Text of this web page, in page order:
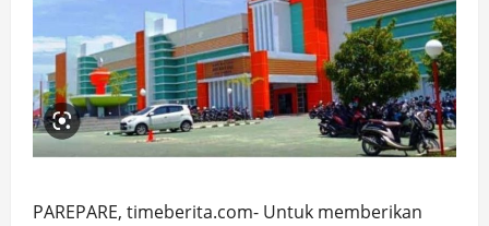
PAREPARE, timeberita.com- Untuk memberikan